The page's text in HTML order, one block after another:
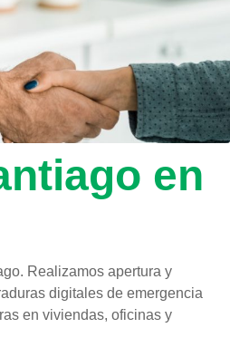
en
Realizamos apertura y
digitales de emergencia
en viviendas, oficinas y